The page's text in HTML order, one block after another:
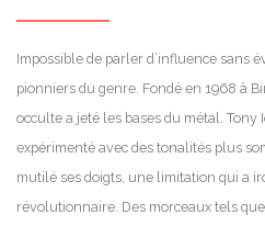
Impossible de parler d’influence sans
pionniers du genre. Fondé en 1968 à
occulte a jeté les bases du métal.
expérimenté avec des tonalités plus
mutilé ses doigts, une limitation qui a
révolutionnaire. Des morceaux tels que